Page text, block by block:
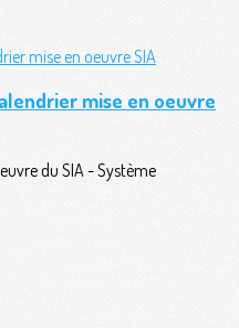
mise en oeuvre
du SIA - Système